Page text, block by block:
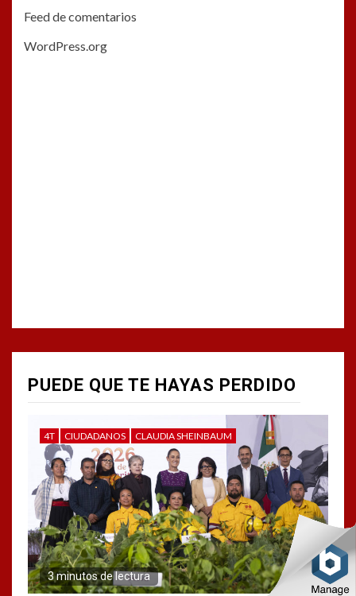
Feed de comentarios
WordPress.org
PUEDE QUE TE HAYAS PERDIDO
4T CIUDADANOS CLAUDIA SHEINBAUM
3 minutos de lectura